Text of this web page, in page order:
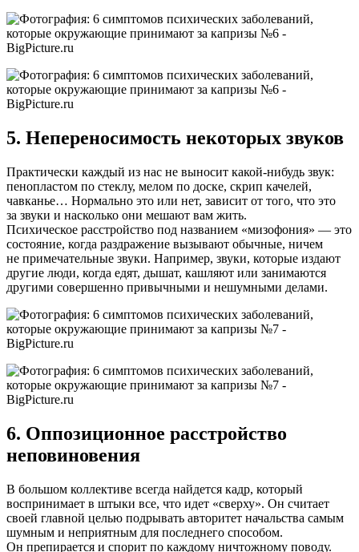
5. Непереносимость некоторых звуков
Практически каждый из нас не выносит какой-нибудь звук:
пенопластом по стеклу, мелом по доске, скрип качелей,
чавканье… Нормально это или нет, зависит от того, что это
за звуки и насколько они мешают вам жить.
Психическое расстройство под названием «мизофония» — это
состояние, когда раздражение вызывают обычные, ничем
не примечательные звуки. Например, звуки, которые издают
другие люди, когда едят, дышат, кашляют или занимаются
другими совершенно привычными и нешумными делами.
6. Оппозиционное расстройство
неповиновения
В большом коллективе всегда найдется кадр, который
воспринимает в штыки все, что идет «сверху». Он считает
своей главной целью подрывать авторитет начальства самым
шумным и неприятным для последнего способом.
Он препирается и спорит по каждому ничтожному поводу.